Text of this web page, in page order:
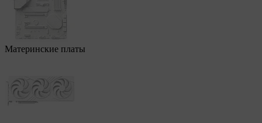
Материнские платы